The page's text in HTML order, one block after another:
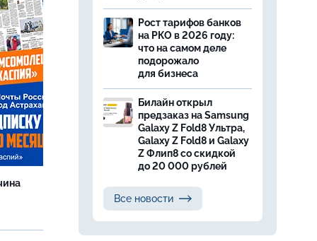
Рост тарифов банков
на РКО в 2026 году:
что на самом деле
подорожало
для бизнеса
Билайн открыл
предзаказ на Samsung
Galaxy Z Fold8 Ультра,
Galaxy Z Fold8 и Galaxy
Z Флип8 со скидкой
до 20 000 рублей
Все новости